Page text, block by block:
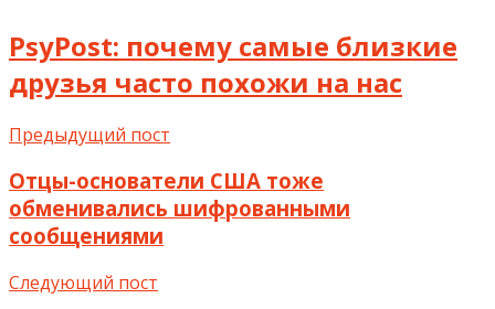
PsyPost: почему самые близкие
друзья часто похожи на нас
Предыдущий пост
Отцы-основатели США тоже
обменивались шифрованными
сообщениями
Следующий пост